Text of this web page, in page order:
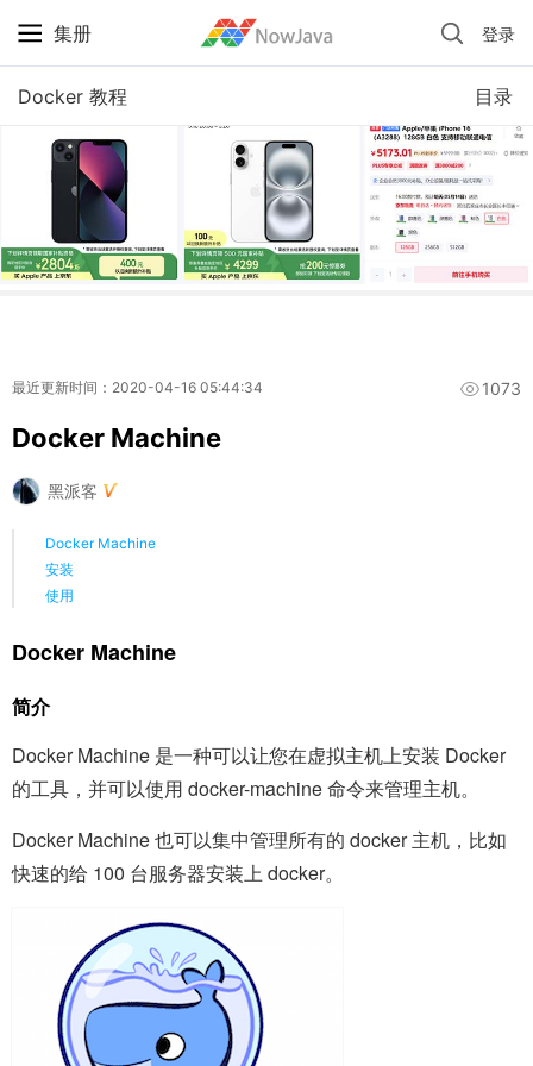
集册 登录
目录
Docker 教程iPhone 京东自营 + 国补 / 历史最低价
最近更新时间：2020-04-16 05:44:34 1073
Docker Machine
黑派客
Docker Machine
安装
使用
Docker Machine
简介
Docker Machine 是一种可以让您在虚拟主机上安装 Docker
的工具，并可以使用 docker-machine 命令来管理主机。
Docker Machine 也可以集中管理所有的 docker 主机，比如
快速的给 100 台服务器安装上 docker。